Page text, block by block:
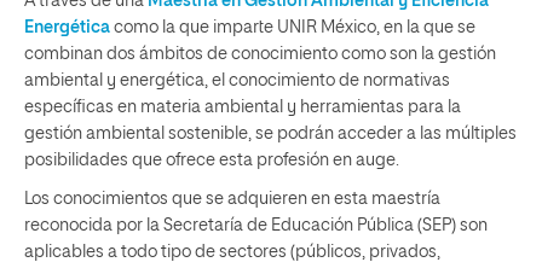
Energética como la que imparte UNIR México, en la que se
combinan dos ámbitos de conocimiento como son la gestión
ambiental y energética, el conocimiento de normativas
específicas en materia ambiental y herramientas para la
gestión ambiental sostenible, se podrán acceder a las múltiples
posibilidades que ofrece esta profesión en auge.
Los conocimientos que se adquieren en esta maestría
reconocida por la Secretaría de Educación Pública (SEP) son
aplicables a todo tipo de sectores (públicos, privados,